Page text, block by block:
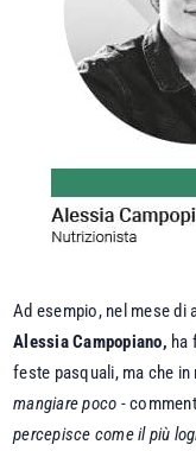
Ad esempio, nel mese
Alessia Campopiano, ha
feste pasquali, ma che
mangiare poco -
percepisce come il più